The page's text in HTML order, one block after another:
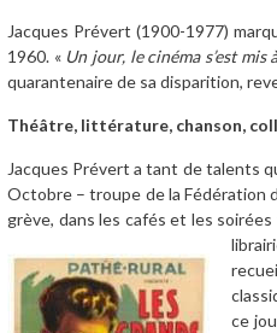
Jacques Prévert (1900-1977)
1960. « Un jour, le cinéma s’est
quarantenaire de sa disparition,
Théâtre, littérature, chanson,
Jacques Prévert a tant de talents
Octobre – troupe de la Fédération
grève, dans les cafés et les
ce